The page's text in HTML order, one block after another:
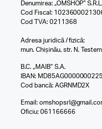
Denumirea: „OMSHOP”
Cod Fiscal:
Cod TVA: 0211368
Adresa juridică / fizică:
mun. Chișinău, str. N.
B.C. „MAIB” S.A.
IBAN:
Cod bancă: AGRNMD2X
Email:
Oficiu: 061166666